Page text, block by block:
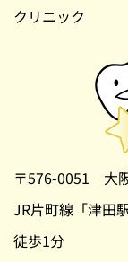
クリニック
〒576-0051 大
JR片町線「津田
徒歩1分